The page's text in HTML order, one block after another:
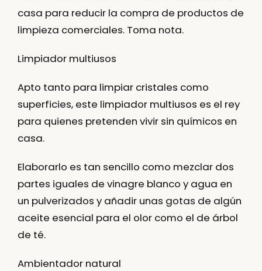
casa para reducir la compra de productos de
limpieza comerciales. Toma nota.
Limpiador multiusos
Apto tanto para limpiar cristales como
superficies, este limpiador multiusos es el rey
para quienes pretenden vivir sin químicos en
casa.
Elaborarlo es tan sencillo como mezclar dos
partes iguales de vinagre blanco y agua en
un pulverizados y añadir unas gotas de algún
aceite esencial para el olor como el de árbol
de té.
Ambientador natural